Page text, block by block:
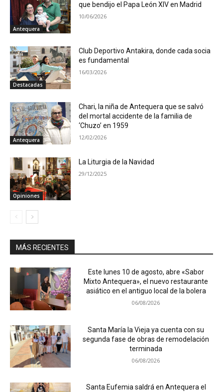
Antequera
que bendijo el Papa León XIV en Madrid
10/06/2026
Destacadas
Club Deportivo Antakira, donde cada socia
es fundamental
16/03/2026
Antequera
Chari, la niña de Antequera que se salvó
del mortal accidente de la familia de
‘Chuzo’ en 1959
12/02/2026
Opiniones
La Liturgia de la Navidad
29/12/2025
MÁS RECIENTES
Este lunes 10 de agosto, abre «Sabor
Mixto Antequera», el nuevo restaurante
asiático en el antiguo local de la bolera
06/08/2026
Santa María la Vieja ya cuenta con su
segunda fase de obras de remodelación
terminada
06/08/2026
Santa Eufemia saldrá en Antequera el